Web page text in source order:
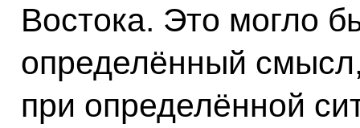
Востока. Это могло
определённый
при определённой